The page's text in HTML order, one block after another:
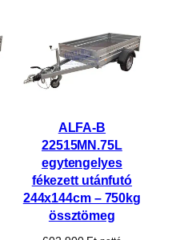
ALFA-B
22515MN.75L
egytengelyes
fékezett utánfutó
244x144cm – 750kg
össztömeg